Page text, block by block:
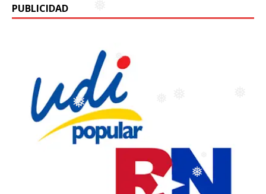
❅
❅
❅
❅
❅
PUBLICIDAD